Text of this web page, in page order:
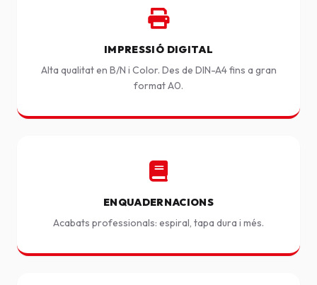
IMPRESSIÓ DIGITAL
Alta qualitat en B/N i Color. Des de DIN-A4 fins a gran
format A0.
ENQUADERNACIONS
Acabats professionals: espiral, tapa dura i més.